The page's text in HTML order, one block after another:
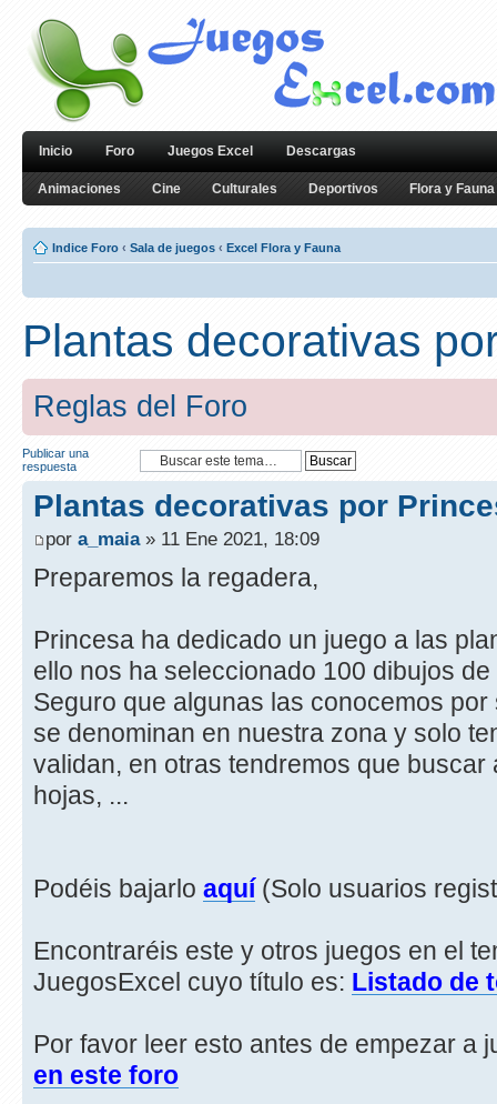
Inicio Foro Juegos Excel Descargas
Animaciones Cine Culturales Deportivos Flora y Fauna
Indice Foro ‹ Sala de juegos ‹ Excel Flora y Fauna
Plantas decorativas
Reglas del Foro
Publicar una
respuesta
Plantas decorativas por
por a_maia» 11 Ene 2021, 18:09
Preparemos la regadera,
Princesa ha dedicado un juego a las
ello nos ha seleccionado 100 dibujos de
Seguro que algunas las conocemos
se denominan en nuestra zona y solo
validan, en otras tendremos que buscar
hojas, ...
Podéis bajarlo aquí(Solo usuarios
Encontraréis este y otros juegos en el
JuegosExcel cuyo título es: Listado de
Por favor leer esto antes de empezar a
en este foro